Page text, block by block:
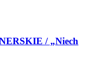
/ „Niech